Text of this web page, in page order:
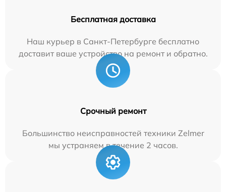
Бесплатная доставка
Наш курьер в Санкт-Петербурге бесплатно
доставит ваше устройство на ремонт и обратно.
Срочный ремонт
Большинство неисправностей техники Zelmer
мы устраняем в течение 2 часов.